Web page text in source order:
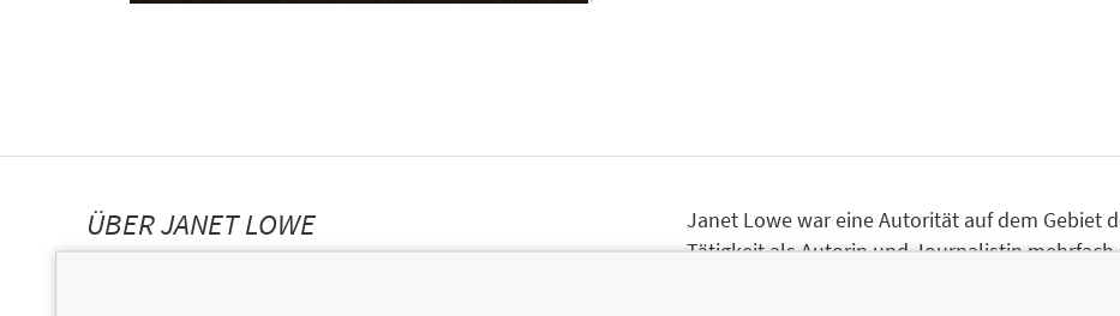
ÜBER JANET LOWE
Janet Lowe war eine Autorität auf dem Gebiet
Tätigkeit als Autorin und Journalistin